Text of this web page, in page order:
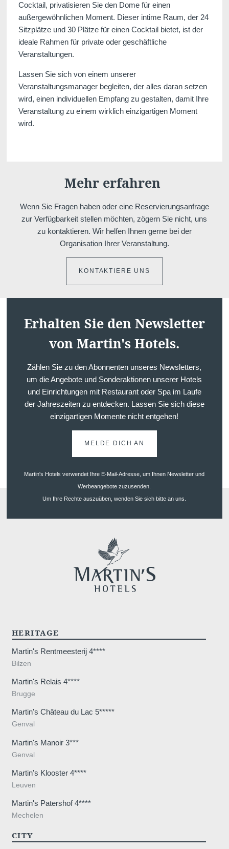
Cocktail, privatisieren Sie den Dome für einen
außergewöhnlichen Moment. Dieser intime Raum, der 24
Sitzplätze und 30 Plätze für einen Cocktail bietet, ist der
ideale Rahmen für private oder geschäftliche
Veranstaltungen.
Lassen Sie sich von einem unserer
Veranstaltungsmanager begleiten, der alles daran setzen
wird, einen individuellen Empfang zu gestalten, damit Ihre
Veranstaltung zu einem wirklich einzigartigen Moment
wird.
Mehr erfahren
Wenn Sie Fragen haben oder eine Reservierungsanfrage
zur Verfügbarkeit stellen möchten, zögern Sie nicht, uns
zu kontaktieren. Wir helfen Ihnen gerne bei der
Organisation Ihrer Veranstaltung.
KONTAKTIERE UNS
Erhalten Sie den Newsletter
von Martin's Hotels.
Zählen Sie zu den Abonnenten unseres Newsletters,
um die Angebote und Sonderaktionen unserer Hotels
und Einrichtungen mit Restaurant oder Spa im Laufe
der Jahreszeiten zu entdecken. Lassen Sie sich diese
einzigartigen Momente nicht entgehen!
MELDE DICH AN
Martin's Hotels verwendet Ihre E-Mail-Adresse, um Ihnen Newsletter und
Werbeangebote zuzusenden.
Um Ihre Rechte auszuüben, wenden Sie sich bitte an uns.
HERITAGE
Martin's Rentmeesterij 4****
Bilzen
Martin's Relais 4****
Brugge
Martin's Château du Lac 5*****
Genval
Martin's Manoir 3***
Genval
Martin's Klooster 4****
Leuven
Martin's Patershof 4****
Mechelen
CITY
Akko
Teambuilding
Hochzeiten
Fehler: Das